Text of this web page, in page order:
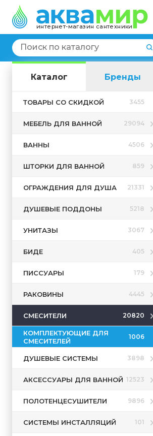
интернет-магазин сантехники
Каталог Бренды
ТОВАРЫ СО СКИДКОЙ 3455
МЕБЕЛЬ ДЛЯ ВАННОЙ 29094
ВАННЫ 4506
ШТОРКИ ДЛЯ ВАННОЙ 859
ОГРАЖДЕНИЯ ДЛЯ ДУША 21331
ДУШЕВЫЕ ПОДДОНЫ 5218
УНИТАЗЫ 3067
БИДЕ 405
ПИССУАРЫ 179
РАКОВИНЫ 4445
СМЕСИТЕЛИ 20820
КОМПЛЕКТУЮЩИЕ ДЛЯ
СМЕСИТЕЛЕЙ
1006
ДУШЕВЫЕ СИСТЕМЫ 3898
АКСЕССУАРЫ ДЛЯ ВАННОЙ 12523
ПОЛОТЕНЦЕСУШИТЕЛИ 9896
СИСТЕМЫ ИНСТАЛЛЯЦИЙ 101